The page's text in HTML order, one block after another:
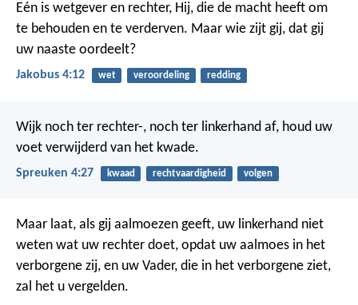
Eén is wetgever en rechter, Hij, die de macht heeft om
te behouden en te verderven. Maar wie zijt gij, dat gij
uw naaste oordeelt?
Jakobus 4:12 wet veroordeling redding
Wijk noch ter rechter-, noch ter linkerhand af, houd uw
voet verwijderd van het kwade.
Spreuken 4:27 kwaad rechtvaardigheid volgen
Maar laat, als gij aalmoezen geeft, uw linkerhand niet
weten wat uw rechter doet, opdat uw aalmoes in het
verborgene zij, en uw Vader, die in het verborgene ziet,
zal het u vergelden.